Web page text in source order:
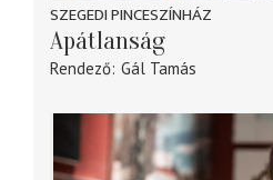
SZEGEDI PINCESZÍNHÁZ
Apátlanság
Rendező Gál Tamás